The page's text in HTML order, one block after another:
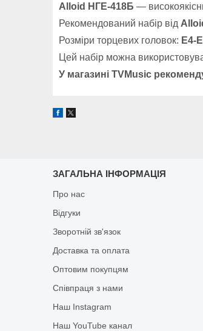
Alloid НГЕ-418Б —
Рекомендований набір від
Розміри торцевих головок: E4-E
Цей набір можна
У магазині TVMusic
ЗАГАЛЬНА ІНФОРМАЦІЯ
Про нас
Відгуки
Зворотній зв'язок
Доставка та оплата
Оптовим покупцям
Співпраця з нами
Наш Instagram
Наш YouTube канал